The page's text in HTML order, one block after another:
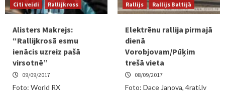
Citi veidi Rallijkross
Alisters Makrejs:
“Rallijkrosā esmu
ienācis uzreiz pašā
virsotnē”
09/09/2017
Foto: World RX
Rallijs Rallijs Baltijā
Elektrēnu rallija pirmajā
dienā
Vorobjovam/Pūķim
trešā vieta
08/09/2017
Foto: Dace Janova, 4rati.lv